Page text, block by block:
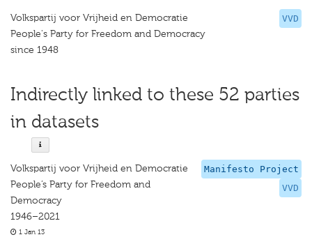
VVD
Volkspartij voor Vrijheid en Democratie
People's Party for Freedom and Democracy
since 1948
Indirectly linked to these 52 parties
in datasets
Manifesto Project
VVD
Volkspartij voor Vrijheid en Democratie
People’s Party for Freedom and
Democracy
1946–2021
1 Jan 13